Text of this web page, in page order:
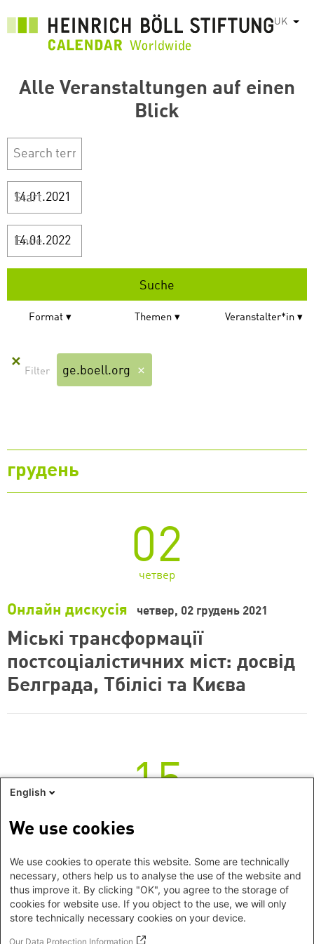
основного
UK
Alle Veranstaltungen auf einen
Blick
Start
Ende
Format Themen Veranstalter*in
✕
ge.boell.org
грудень
02
четвер
Онлайн дискусія четвер, 02 грудень 2021
Міські трансформації
постсоціалістичних міст: досвід
Белграда, Тбілісі та Києва
15
Гендерні виміри повсякденного
життя пізнього радянського
періоду (1970-1980-ті роки)
English
We use cookies
We use cookies to operate this website. Some are technically
necessary, others help us to analyse the use of the website and
thus improve it. By clicking "OK", you agree to the storage of
cookies for website use. If you object to the use, we will only
store technically necessary cookies on your device.
Our Data Protection Information